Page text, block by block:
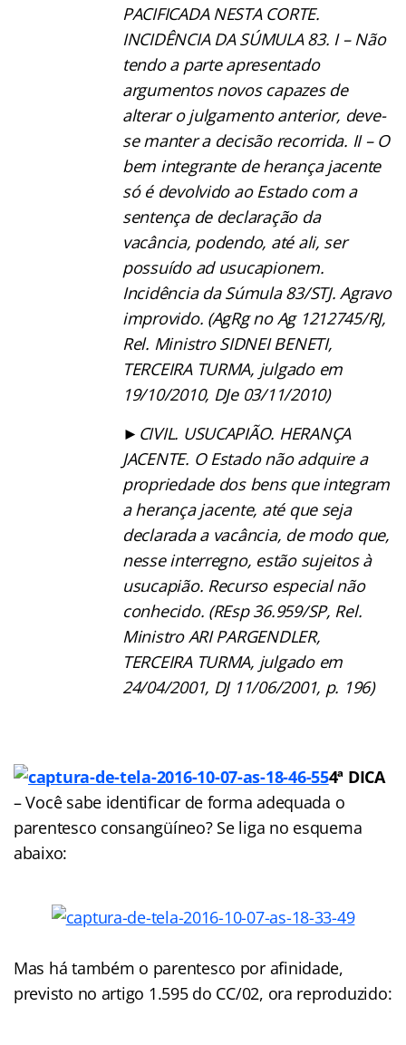
PACIFICADA NESTA CORTE.
INCIDÊNCIA DA SÚMULA 83. I – Não
tendo a parte apresentado
argumentos novos capazes de
alterar o julgamento anterior, deve-
se manter a decisão recorrida. II – O
bem integrante de herança jacente
só é devolvido ao Estado com a
sentença de declaração da
vacância, podendo, até ali, ser
possuído ad usucapionem.
Incidência da Súmula 83/STJ. Agravo
improvido. (AgRg no Ag 1212745/RJ,
Rel. Ministro SIDNEI BENETI,
TERCEIRA TURMA, julgado em
19/10/2010, DJe 03/11/2010)
► CIVIL. USUCAPIÃO. HERANÇA
JACENTE. O Estado não adquire a
propriedade dos bens que integram
a herança jacente, até que seja
declarada a vacância, de modo que,
nesse interregno, estão sujeitos à
usucapião. Recurso especial não
conhecido. (REsp 36.959/SP, Rel.
Ministro ARI PARGENDLER,
TERCEIRA TURMA, julgado em
24/04/2001, DJ 11/06/2001, p. 196)
4ª DICA
– Você sabe identificar de forma adequada o
parentesco consangüíneo? Se liga no esquema
abaixo:
Mas há também o parentesco por afinidade,
previsto no artigo 1.595 do CC/02, ora reproduzido: